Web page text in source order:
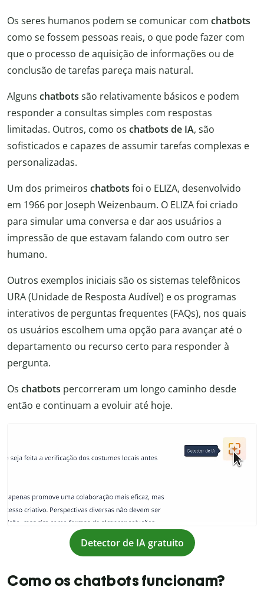
Os seres humanos podem se comunicar com chatbots
como se fossem pessoas reais, o que pode fazer com
que o processo de aquisição de informações ou de
conclusão de tarefas pareça mais natural.
Alguns chatbots são relativamente básicos e podem
responder a consultas simples com respostas
limitadas. Outros, como os chatbots de IA, são
sofisticados e capazes de assumir tarefas complexas e
personalizadas.
Um dos primeiros chatbots foi o ELIZA, desenvolvido
em 1966 por Joseph Weizenbaum. O ELIZA foi criado
para simular uma conversa e dar aos usuários a
impressão de que estavam falando com outro ser
humano.
Outros exemplos iniciais são os sistemas telefônicos
URA (Unidade de Resposta Audível) e os programas
interativos de perguntas frequentes (FAQs), nos quais
os usuários escolhem uma opção para avançar até o
departamento ou recurso certo para responder à
pergunta.
Os chatbots percorreram um longo caminho desde
então e continuam a evoluir até hoje.
Detector de IA gratuito
Como os chatbots funcionam?